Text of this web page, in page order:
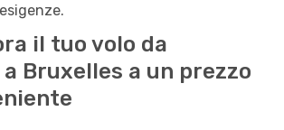
il tuo volo da
Bruxelles a un prezzo